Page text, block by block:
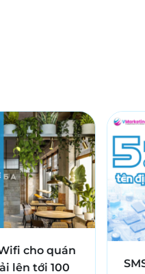
cho quán
lên tới 100